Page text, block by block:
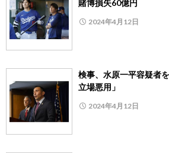
賭博損失60億円
2024年4月12日
検事、水原一平容疑者
立場悪用」
2024年4月12日